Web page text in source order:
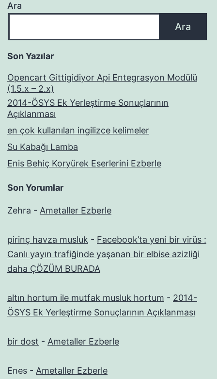
Ara
Ara
Son Yazılar
Opencart Gittigidiyor Api Entegrasyon Modülü
(1.5.x – 2.x)
2014-ÖSYS Ek Yerleştirme Sonuçlarının
Açıklanması
en çok kullanılan ingilizce kelimeler
Su Kabağı Lamba
Enis Behiç Koryürek Eserlerini Ezberle
Son Yorumlar
Zehra - Ametaller Ezberle
pirinç havza musluk - Facebook’ta yeni bir virüs :
Canlı yayın trafiğinde yaşanan bir elbise azizliği
daha ÇÖZÜM BURADA
altın hortum ile mutfak musluk hortum - 2014-
ÖSYS Ek Yerleştirme Sonuçlarının Açıklanması
bir dost - Ametaller Ezberle
Enes - Ametaller Ezberle